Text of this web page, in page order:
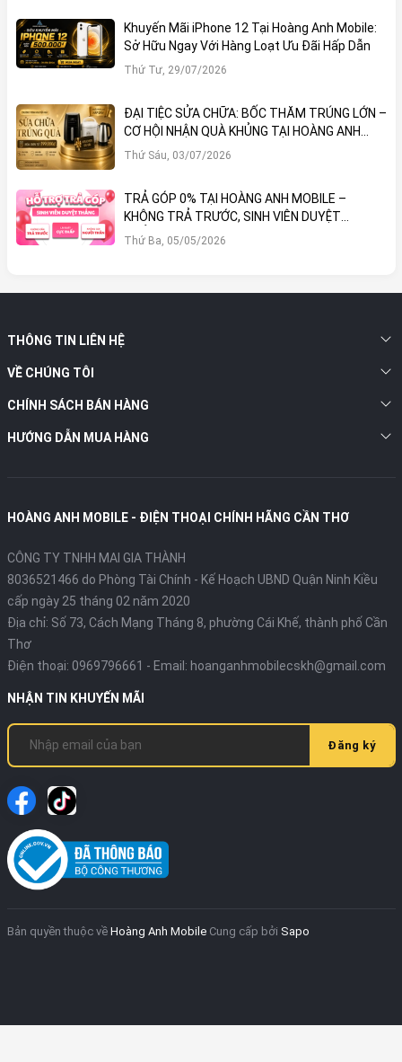
Khuyến Mãi iPhone 12 Tại Hoàng Anh Mobile:
Sở Hữu Ngay Với Hàng Loạt Ưu Đãi Hấp Dẫn
Thứ Tư, 29/07/2026
ĐẠI TIỆC SỬA CHỮA: BỐC THĂM TRÚNG LỚN –
CƠ HỘI NHẬN QUÀ KHỦNG TẠI HOÀNG ANH
MOBILE
Thứ Sáu, 03/07/2026
TRẢ GÓP 0% TẠI HOÀNG ANH MOBILE –
KHÔNG TRẢ TRƯỚC, SINH VIÊN DUYỆT
THẲNG!
Thứ Ba, 05/05/2026
THÔNG TIN LIÊN HỆ
VỀ CHÚNG TÔI
CHÍNH SÁCH BÁN HÀNG
HƯỚNG DẪN MUA HÀNG
HOÀNG ANH MOBILE - ĐIỆN THOẠI CHÍNH HÃNG CẦN THƠ
CÔNG TY TNHH MAI GIA THÀNH
8036521466 do Phòng Tài Chính - Kế Hoạch UBND Quận Ninh Kiều
cấp ngày 25 tháng 02 năm 2020
Địa chỉ: Số 73, Cách Mạng Tháng 8, phường Cái Khế, thành phố Cần
Thơ
Điện thoại: 0969796661 - Email: hoanganhmobilecskh@gmail.com
NHẬN TIN KHUYẾN MÃI
Đăng ký
Bản quyền thuộc về Hoàng Anh Mobile Cung cấp bởi Sapo